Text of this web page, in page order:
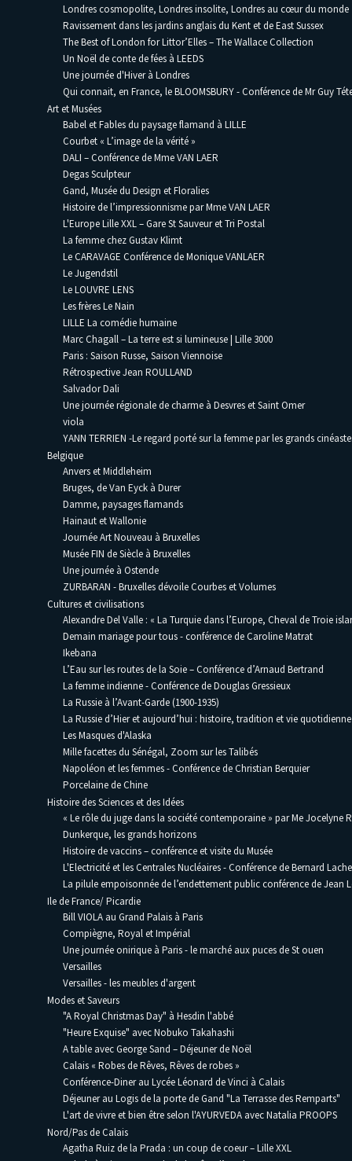
Londres cosmopolite, Londres insolite, Londres au cœur du monde
Ravissement dans les jardins anglais du Kent et de East Sussex
The Best of London for Littor’Elles – The Wallace Collection
Un Noël de conte de fées à LEEDS
Une journée d'Hiver à Londres
Qui connait, en France, le BLOOMSBURY - Conférence de Mr Guy
Art et Musées
Babel et Fables du paysage flamand à LILLE
Courbet « L’image de la vérité »
DALI – Conférence de Mme VAN LAER
Degas Sculpteur
Gand, Musée du Design et Floralies
Histoire de l’impressionnisme par Mme VAN LAER
L'Europe Lille XXL – Gare St Sauveur et Tri Postal
La femme chez Gustav Klimt
Le CARAVAGE Conférence de Monique VANLAER
Le Jugendstil
Le LOUVRE LENS
Les frères Le Nain
LILLE La comédie humaine
Marc Chagall – La terre est si lumineuse | Lille 3000
Paris : Saison Russe, Saison Viennoise
Rétrospective Jean ROULLAND
Salvador Dali
Une journée régionale de charme à Desvres et Saint Omer
viola
YANN TERRIEN -Le regard porté sur la femme par les grands
Belgique
Anvers et Middleheim
Bruges, de Van Eyck à Durer
Damme, paysages flamands
Hainaut et Wallonie
Journée Art Nouveau à Bruxelles
Musée FIN de Siècle à Bruxelles
Une journée à Ostende
ZURBARAN - Bruxelles dévoile Courbes et Volumes
Cultures et civilisations
Alexandre Del Valle : « La Turquie dans l’Europe, Cheval de Troie
Demain mariage pour tous - conférence de Caroline Matrat
Ikebana
L’Eau sur les routes de la Soie – Conférence d’Arnaud Bertrand
La femme indienne - Conférence de Douglas Gressieux
La Russie à l’Avant-Garde (1900-1935)
La Russie d’Hier et aujourd’hui : histoire, tradition et vie quotidienne
Les Masques d'Alaska
Mille facettes du Sénégal, Zoom sur les Talibés
Napoléon et les femmes - Conférence de Christian Berquier
Porcelaine de Chine
Histoire des Sciences et des Idées
« Le rôle du juge dans la société contemporaine » par Me Jocelyne
Dunkerque, les grands horizons
Histoire de vaccins – conférence et visite du Musée
L'Electricité et les Centrales Nucléaires - Conférence de Bernard
La pilule empoisonnée de l’endettement public conférence de Jean
Ile de France/ Picardie
Bill VIOLA au Grand Palais à Paris
Compiègne, Royal et Impérial
Une journée onirique à Paris - le marché aux puces de St ouen
Versailles
Versailles - les meubles d'argent
Modes et Saveurs
"A Royal Christmas Day" à Hesdin l'abbé
"Heure Exquise" avec Nobuko Takahashi
A table avec George Sand – Déjeuner de Noël
Calais « Robes de Rêves, Rêves de robes »
Conférence-Diner au Lycée Léonard de Vinci à Calais
Déjeuner au Logis de la porte de Gand "La Terrasse des Remparts"
L'art de vivre et bien être selon l'AYURVEDA avec Natalia PROOPS
Nord/Pas de Calais
Agatha Ruiz de la Prada : un coup de coeur – Lille XXL